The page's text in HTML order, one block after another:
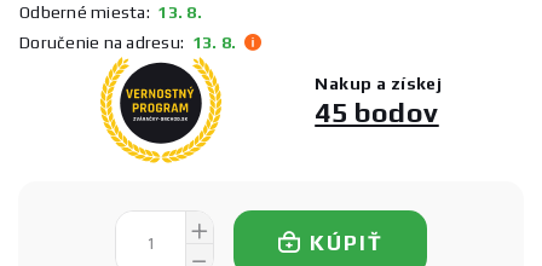
Odberné miesta: 13. 8.
Doručenie na adresu: 13. 8.
Nakup a získej
45 bodov
KÚPIŤ